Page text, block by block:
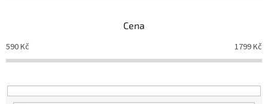
o
d
k
t
Cena
590Kč 1799Kč